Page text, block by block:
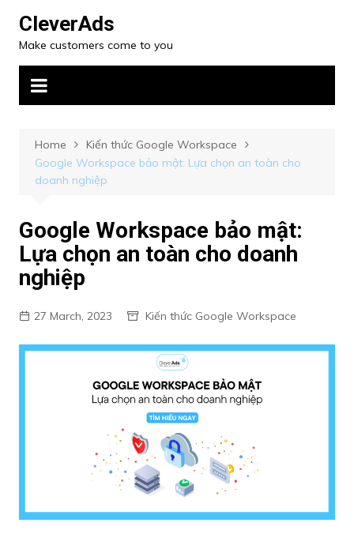
CleverAds
Make customers come to you
Home
Kiến thức Google Workspace
Google Workspace bảo mật: Lựa chọn an toàn cho
doanh nghiệp
Google Workspace bảo mật:
Lựa chọn an toàn cho doanh
nghiệp
27 March, 2023 Kiến thức Google Workspace